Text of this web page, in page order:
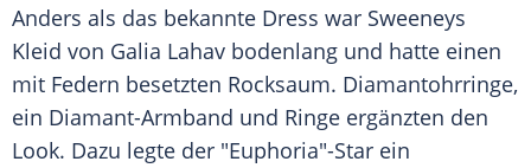
Anders als das bekannte Dress war Sweeneys
Kleid von Galia Lahav bodenlang und hatte einen
mit Federn besetzten Rocksaum. Diamantohrringe,
ein Diamant-Armband und Ringe ergänzten den
Look. Dazu legte der "Euphoria"-Star ein